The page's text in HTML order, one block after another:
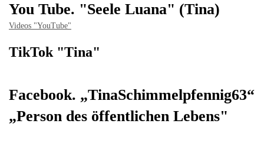
You Tube. "Seele Luana" (Tina)
Videos "YouTube"
TikTok "Tina"
Facebook. „TinaSchimmelpfennig63“
„Person des öffentlichen Lebens"